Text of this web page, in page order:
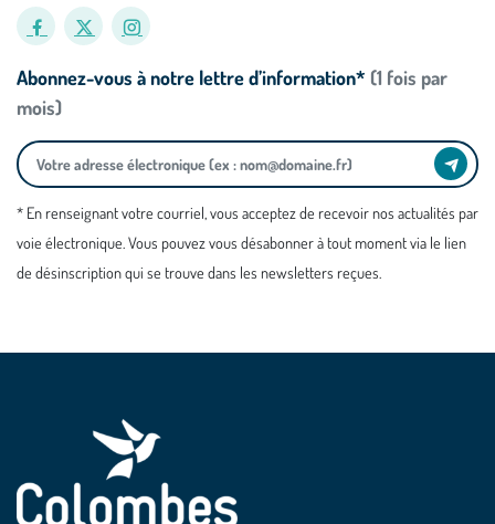
Abonnez-vous à notre lettre d’information* (1 fois par
mois)
* En renseignant votre courriel, vous acceptez de recevoir nos actualités par
voie électronique. Vous pouvez vous désabonner à tout moment via le lien
de désinscription qui se trouve dans les newsletters reçues.